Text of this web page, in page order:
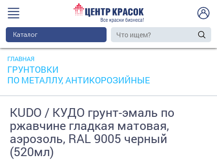
Каталог
ГЛАВНАЯ
ГРУНТОВКИ
ПО МЕТАЛЛУ, АНТИКОРОЗИЙНЫЕ
KUDO / КУДО грунт-эмаль по
ржавчине гладкая матовая,
аэрозоль, RAL 9005 черный
(520мл)